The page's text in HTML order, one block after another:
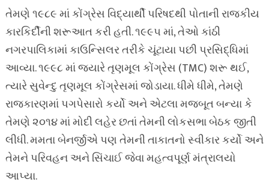
તેમણે ૧૯૮૯ માં કોંગ્રેસ વિદ્યાર્થી પરિષદથી પોતાની રાજકીય
કારકિર્દીની શરૂઆત કરી હતી. ૧૯૯૫ માં, તેઓ કાંઠી
નગરપાલિકામાં કાઉન્સિલર તરીકે ચૂંટાયા પછી પ્રસિદ્ધિમાં
આવ્યા. ૧૯૯૮ માં જ્યારે તૃણમૂલ કોંગ્રેસ (TMC) શરૂ થઈ,
ત્યારે સુવેન્દુ તૃણમૂલ કોંગ્રેસમાં જોડાયા. ધીમે ધીમે, તેમણે
રાજકારણમાં પગપેસારો કર્યો અને એટલા મજબૂત બન્યા કે
તેમણે ૨૦૧૪ માં મોદી લહેર છતાં તેમની લોકસભા બેઠક જીતી
લીધી. મમતા બેનર્જીએ પણ તેમની તાકાતનો સ્વીકાર કર્યો અને
તેમને પરિવહન અને સિંચાઈ જેવા મહત્વપૂર્ણ મંત્રાલયો
આપ્યા.